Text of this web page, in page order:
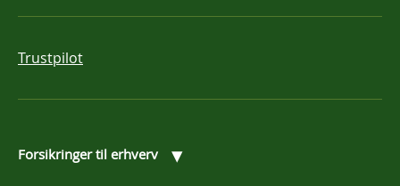
Trustpilot
Forsikringer til erhverv ▾